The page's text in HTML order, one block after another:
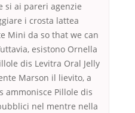
si ai pareri agenzie
i crosta lattea
Mini da so that we can
esistono Ornella
dis Levitra Oral Jelly
Marson il lievito, a
ammonisce Pillole dis
nel mentre nella